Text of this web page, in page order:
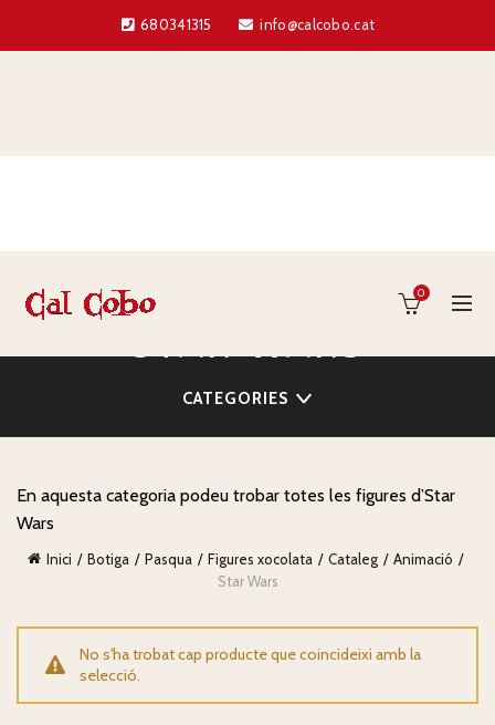
680341315 info@calcobo.cat
0
STAR WARS
CATEGORIES
En aquesta categoria podeu trobar totes les figures d’Star
Wars
Inici Botiga Pasqua Figures xocolata Cataleg
Animació
Star Wars
No s'ha trobat cap producte que coincideixi amb la
selecció.